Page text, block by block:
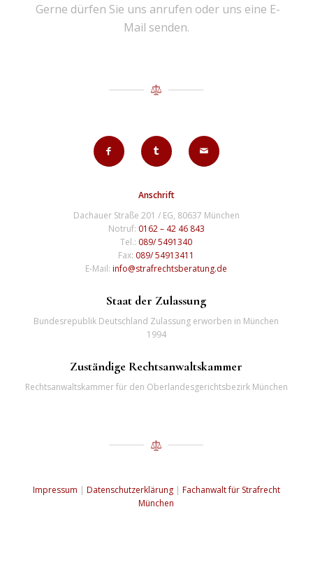
Gerne dürfen Sie uns anrufen oder uns eine E-
Mail senden.
Anschrift
Dachauer Straße 201 / EG, 80637 München
Notruf: 0162 – 42 46 843
Tel.: 089/ 5491340
Fax: 089/ 54913411
E-Mail:info@strafrechtsberatung.de
Staat der Zulassung
Bundesrepublik Deutschland Zulassung erworben in München
1994
Zuständige Rechtsanwaltskammer
Rechtsanwaltskammer für den Oberlandesgerichtsbezirk München
Impressum | Datenschutzerklärung| Fachanwalt für Strafrecht
München